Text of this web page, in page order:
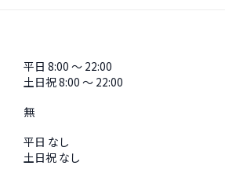
平日 8:00 〜 22:00
土日祝8:00 〜 22:00
無
平日 なし
土日祝 なし